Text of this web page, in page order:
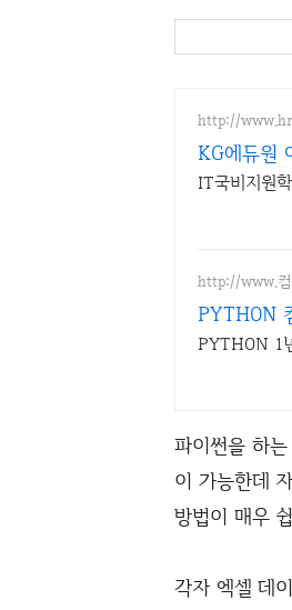
http://
KG에듀원
IT국비지원
http://www.컴
PYTHON
PYTHON 1
파이썬을 하
이 가능한데
방법이 매우
각자 엑셀 데